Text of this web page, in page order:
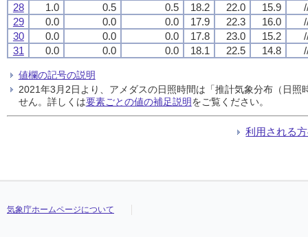
28
1.0 0.5 0.5 18.2 22.0 15.9
29
0.0 0.0 0.0 17.9 22.3 16.0
30
0.0 0.0 0.0 17.8 23.0 15.2
31
0.0 0.0 0.0 18.1 22.5 14.8
値欄の記号の説明
2021年3月2日より、アメダスの日照時間は「推計気象分布（日
せん。詳しくは要素ごとの値の補足説明をご覧ください。
利用される
気象庁ホームページについて